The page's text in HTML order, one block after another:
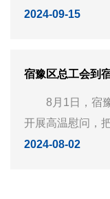
14日晚举办了一
2024-09-15
宿豫区总工会到
8月1日，宿豫区
开展高温慰问，
设者心上。 趁
2024-08-02